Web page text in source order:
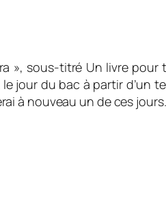
», sous-titré Un livre pour
jour du bac à partir d’un
à nouveau un de ces jours.